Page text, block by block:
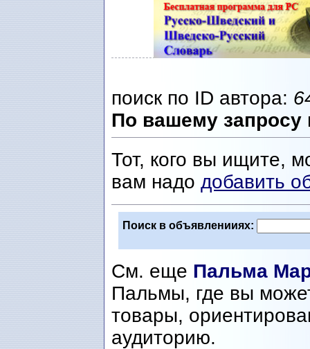
поиск по ID автора:
По вашему запросу
Тот, кого вы ищите,
вам надо добавить
Поиск в объявленииях:
См. еще Пальма
Пальмы, где вы
товары,
аудиторию.